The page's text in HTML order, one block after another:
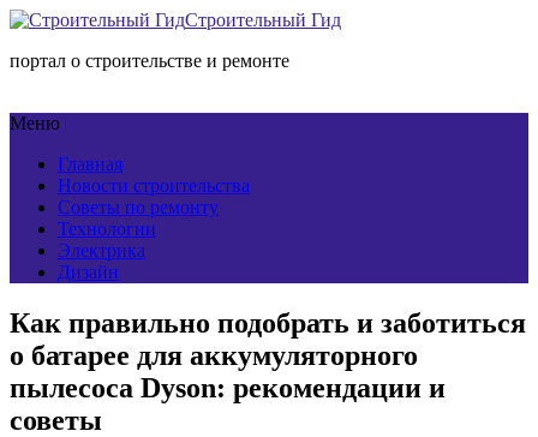
Строительный Гид
портал о строительстве и ремонте
Меню
Главная
Новости строительства
Советы по ремонту
Технологии
Электрика
Дизайн
Как правильно подобрать и заботиться
о батарее для аккумуляторного
пылесоса Dyson: рекомендации и
советы